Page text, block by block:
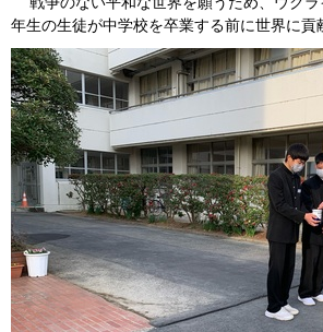
年生の生徒が中学校を卒業する前に世界に